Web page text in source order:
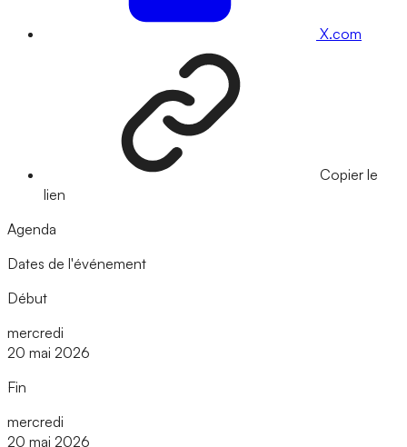
X.com
Copier le
lien
Agenda
Dates de l'événement
Début
mercredi
20 mai 2026
Fin
mercredi
20 mai 2026